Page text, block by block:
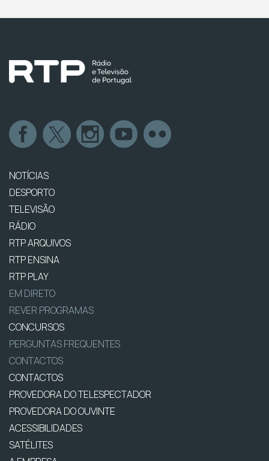
NOTÍCIAS
DESPORTO
TELEVISÃO
RÁDIO
RTP ARQUIVOS
RTP ENSINA
RTP PLAY
EM DIRETO
REVER PROGRAMAS
CONCURSOS
PERGUNTAS FREQUENTES
CONTACTOS
CONTACTOS
PROVEDORA DO TELESPECTADOR
PROVEDORA DO OUVINTE
ACESSIBILIDADES
SATÉLITES